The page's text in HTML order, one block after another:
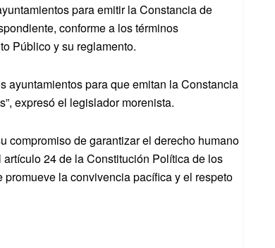
para emitir la Constancia de
conforme a los términos
Público y su reglamento.
ayuntamientos para que emitan la Constancia
expresó el legislador morenista.
compromiso de garantizar el derecho humano
24 de la Constitución Política de los
la convivencia pacífica y el respeto